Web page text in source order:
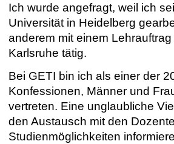
Ich wurde angefragt, weil ich
Universität in Heidelberg
anderem mit einem
Karlsruhe tätig.
Bei GETI bin ich als einer der
Konfessionen, Männer und
vertreten. Eine unglaubliche
den Austausch mit den
Studienmöglichkeiten